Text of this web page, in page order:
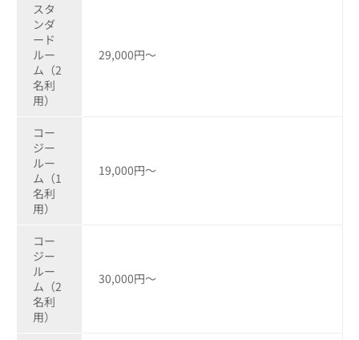
スタ
ンダ
ード
ルー
ム（2
名利
用）
29,000円～
コー
ジー
ルー
ム（1
名利
用）
19,000円～
コー
ジー
ルー
ム（2
名利
用）
30,000円～